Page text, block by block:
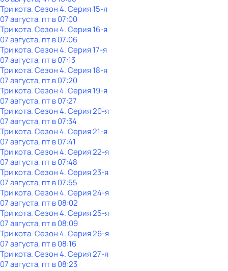
Три кота. Сезон 4. Серия 15-я
07 августа, пт в 07:00
Три кота. Сезон 4. Серия 16-я
07 августа, пт в 07:06
Три кота. Сезон 4. Серия 17-я
07 августа, пт в 07:13
Три кота. Сезон 4. Серия 18-я
07 августа, пт в 07:20
Три кота. Сезон 4. Серия 19-я
07 августа, пт в 07:27
Три кота. Сезон 4. Серия 20-я
07 августа, пт в 07:34
Три кота. Сезон 4. Серия 21-я
07 августа, пт в 07:41
Три кота. Сезон 4. Серия 22-я
07 августа, пт в 07:48
Три кота. Сезон 4. Серия 23-я
07 августа, пт в 07:55
Три кота. Сезон 4. Серия 24-я
07 августа, пт в 08:02
Три кота. Сезон 4. Серия 25-я
07 августа, пт в 08:09
Три кота. Сезон 4. Серия 26-я
07 августа, пт в 08:16
Три кота. Сезон 4. Серия 27-я
07 августа, пт в 08:23